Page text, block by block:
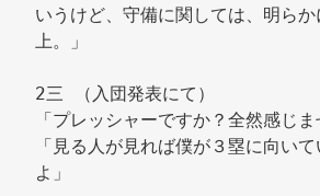
いうけど、守備に関しては、明ら
上。」
2三 （入団発表にて）
「プレッシャーですか？全然感じ
「見る人が見れば僕が３塁に向い
よ」